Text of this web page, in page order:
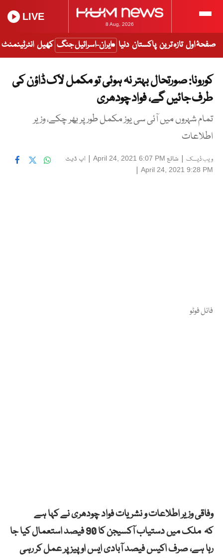
8 Aug, 2026
LIVE
صفحۂ اول تازہ ترین پاکستان دنیا ایران-اسرائیل جنگ کھیل انٹرٹینمنٹ
کورونا: صورتحال بہتر نہ ہوئی تو مکمل لاک ڈاؤن کی
طرف جائیں گے، فواد چودھری
تمام شہروں میں آئی سی یوز مکمل طور پر بھر چکے، وزیر
اطلاعات
ویب ڈیسک | شائع April 24, 2021 6:07 PM
| اپ ڈیٹ
April 24, 2021 9:28 PM
|
فائل فوٹو
وفاقی وزیر اطلاعات و نشریات فواد چودھری نے کہا ہے
کہ ملکمیںدستیابآکسیجنکا فیصداستعمالکیاجا
رہاہے،صرفاکیسفیصدآبادیایساوپیزپرعملکررہی